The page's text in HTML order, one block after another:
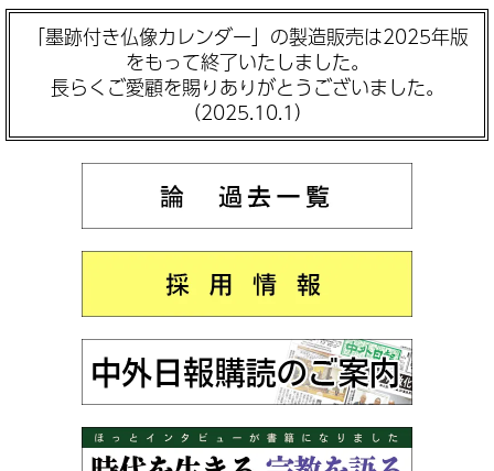
「墨跡付き仏像カレンダー」の製造販売は2025年版
をもって終了いたしました。
長らくご愛顧を賜りありがとうございました。
（2025.10.1）